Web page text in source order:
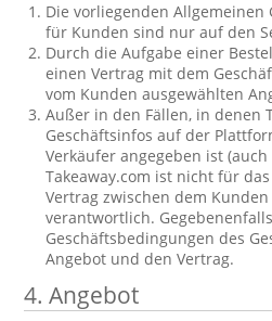
Die vorliegenden Allgemeinen
für Kunden sind nur auf den
Durch die Aufgabe einer
einen Vertrag mit dem
vom Kunden ausgewählten
Außer in den Fällen, in denen
Geschäftsinfos auf der
Verkäufer angegeben ist
Takeaway.com ist nicht für
Vertrag zwischen dem
verantwortlich.
Geschäftsbedingungen des
Angebot und den Vertrag.
4. Angebot